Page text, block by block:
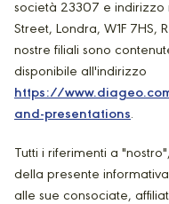
società 23307 e indirizzo
Street, Londra, W1F 7HS,
nostre filiali sono
disponibile all'indirizzo
https://
and-presentations.
Tutti i riferimenti a
della presente
alle sue consociate,